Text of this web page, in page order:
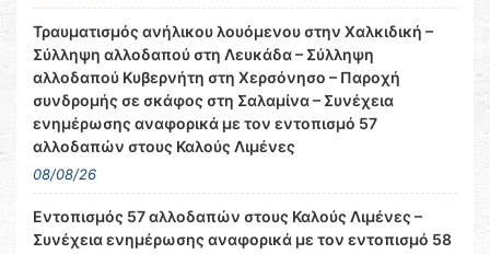
Τραυματισμός ανήλικου λουόμενου στην Χαλκιδική –
Σύλληψη αλλοδαπού στη Λευκάδα – Σύλληψη
αλλοδαπού Κυβερνήτη στη Χερσόνησο – Παροχή
συνδρομής σε σκάφος στη Σαλαμίνα – Συνέχεια
ενημέρωσης αναφορικά με τον εντοπισμό 57
αλλοδαπών στους Καλούς Λιμένες
08/08/26
Εντοπισμός 57 αλλοδαπών στους Καλούς Λιμένες –
Συνέχεια ενημέρωσης αναφορικά με τον εντοπισμό 58